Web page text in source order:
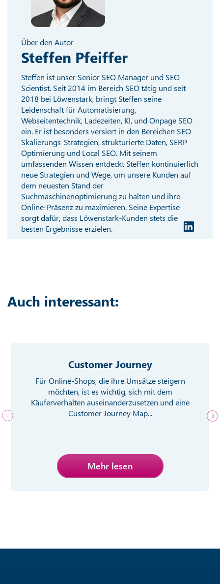
Über den Autor
Steffen Pfeiffer
Steffen ist unser Senior SEO Manager und SEO
Scientist. Seit 2014 im Bereich SEO tätig und seit
2018 bei Löwenstark, bringt Steffen seine
Leidenschaft für Automatisierung,
Webseitentechnik, Ladezeiten, KI, und Onpage SEO
ein. Er ist besonders versiert in den Bereichen SEO
Skalierungs-Strategien, strukturierte Daten, SERP
Optimierung und Local SEO. Mit seinem
umfassenden Wissen entdeckt Steffen kontinuierlich
neue Strategien und Wege, um unsere Kunden auf
dem neuesten Stand der
Suchmaschinenoptimierung zu halten und ihre
Online-Präsenz zu maximieren. Seine Expertise
sorgt dafür, dass Löwenstark-Kunden stets die
besten Ergebnisse erzielen.
Auch interessant:
Customer Journey
Für Online-Shops, die ihre Umsätze steigern
möchten, ist es wichtig, sich mit dem
Käuferverhalten auseinanderzusetzen und eine
Customer Journey Map...
Mehr lesen